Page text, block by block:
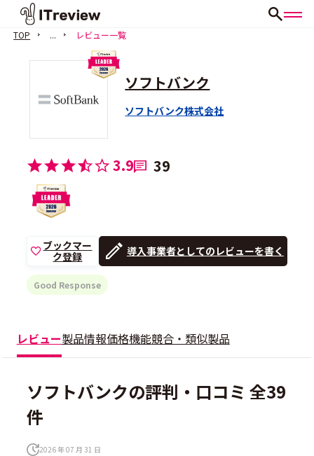
TOP ... レビュー一覧
ソフトバンク
ソフトバンク株式会社
3.9 39
ブックマー
ク登録
導入事業者としてのレビューを書く
Good Response
レビュー製品情報価格機能競合・類似製品
ソフトバンクの評判・口コミ 全39
件
2026 年 07 月 31 日